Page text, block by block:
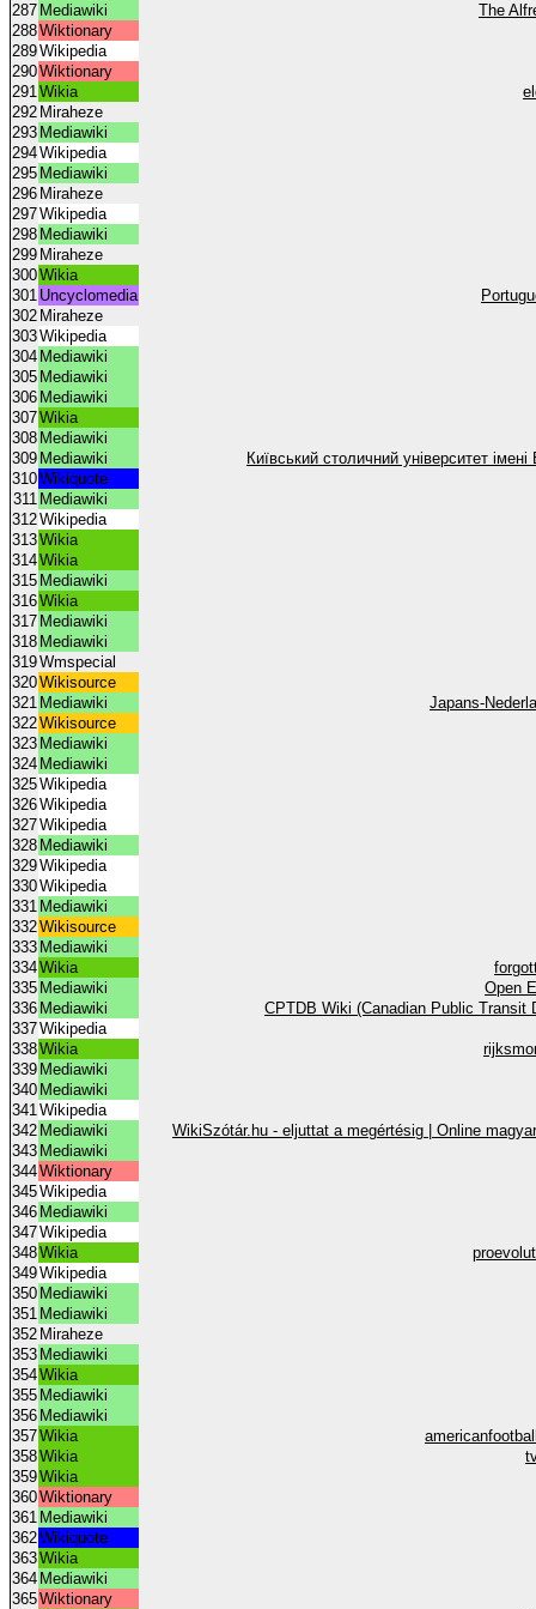
287 Mediawiki
The
288Wiktionary
289Wikipedia
290Wiktionary
291Wikia
292 Miraheze
293 Mediawiki
294Wikipedia
295 Mediawiki
296 Miraheze
297Wikipedia
298 Mediawiki
299 Miraheze
300Wikia
301 Uncyclomedia
302 Miraheze
303Wikipedia
304 Mediawiki
305 Mediawiki
306 Mediawiki
307Wikia
308 Mediawiki
309 Mediawiki
Київський столичний університет
310Wikiquote
311 Mediawiki
312Wikipedia
313Wikia
314Wikia
315 Mediawiki
316Wikia
317 Mediawiki
318 Mediawiki
319Wmspecial
320Wikisource
321 Mediawiki
Japans-
322Wikisource
323 Mediawiki
324 Mediawiki
325Wikipedia
326Wikipedia
327Wikipedia
328 Mediawiki
329Wikipedia
330Wikipedia
331 Mediawiki
332Wikisource
333 Mediawiki
334Wikia
335 Mediawiki
Open
336 Mediawiki
CPTDB Wiki (Canadian Public Transit
337Wikipedia
338Wikia
339 Mediawiki
340 Mediawiki
341Wikipedia
342 Mediawiki
WikiSzótár.hu - eljuttat a megértésig | Online
343 Mediawiki
344Wiktionary
345Wikipedia
346 Mediawiki
347Wikipedia
348Wikia
349Wikipedia
350 Mediawiki
351 Mediawiki
352 Miraheze
353 Mediawiki
354Wikia
355 Mediawiki
356 Mediawiki
357Wikia
358Wikia
359Wikia
360Wiktionary
361 Mediawiki
362Wikiquote
363Wikia
364 Mediawiki
365Wiktionary